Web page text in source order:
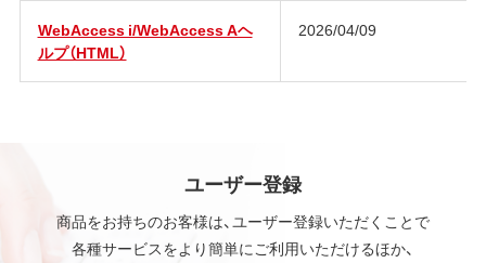
WebAccess i/WebAccess Aヘ
ルプ（HTML）
2026/04/09
ユーザー登録
商品をお持ちのお客様は、ユーザー登録いただくことで
各種サービスをより簡単にご利用いただけるほか、